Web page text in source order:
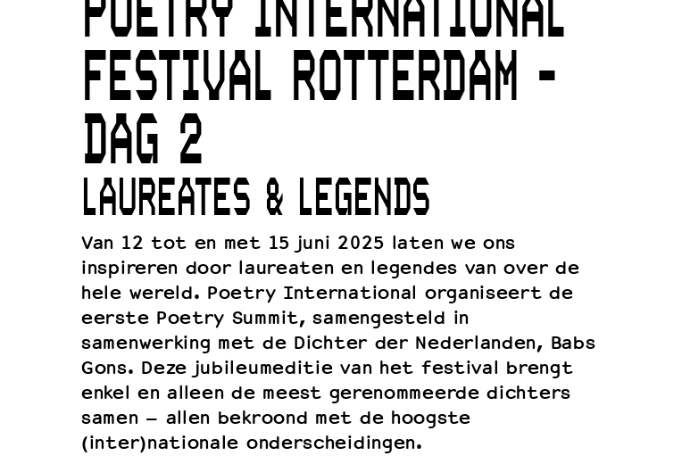
Duurzaamheid
Culturele boycot Israël
Ruimte voor artistieke vrijheid – VNPF
POETRY INTERNATIONAL
FESTIVAL ROTTERDAM -
DAG 2
LAUREATES & LEGENDS
Van 12 tot en met 15 juni 2025 laten we ons
inspireren door laureaten en legendes van over de
hele wereld. Poetry International organiseert de
eerste Poetry Summit, samengesteld in
samenwerking met de Dichter der Nederlanden, Babs
Gons. Deze jubileumeditie van het festival brengt
enkel en alleen de meest gerenommeerde dichters
samen – allen bekroond met de hoogste
(inter)nationale onderscheidingen.